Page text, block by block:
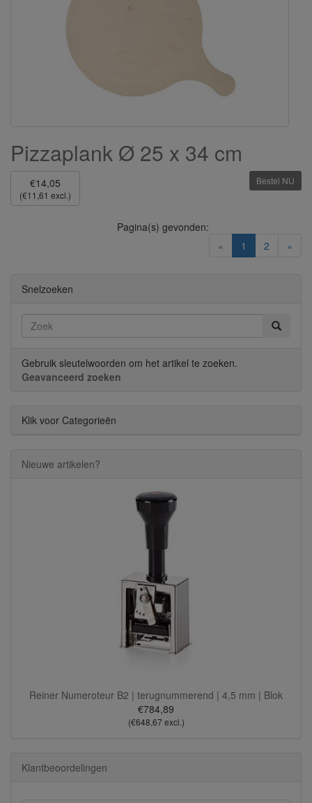
Pizzaplank Ø 25 x 34 cm
€14,05
(€11,61 excl.)
Bestel NU
« 1 (current)
2 »
Pagina(s) gevonden:
Snelzoeken
Gebruik sleutelwoorden om het artikel te zoeken.
Geavanceerd zoeken
Klik voor Categorieën
Nieuwe artikelen?
Reiner Numeroteur B2 | terugnummerend | 4,5 mm | Blok
€784,89
(€648,67 excl.)
Klantbeoordelingen